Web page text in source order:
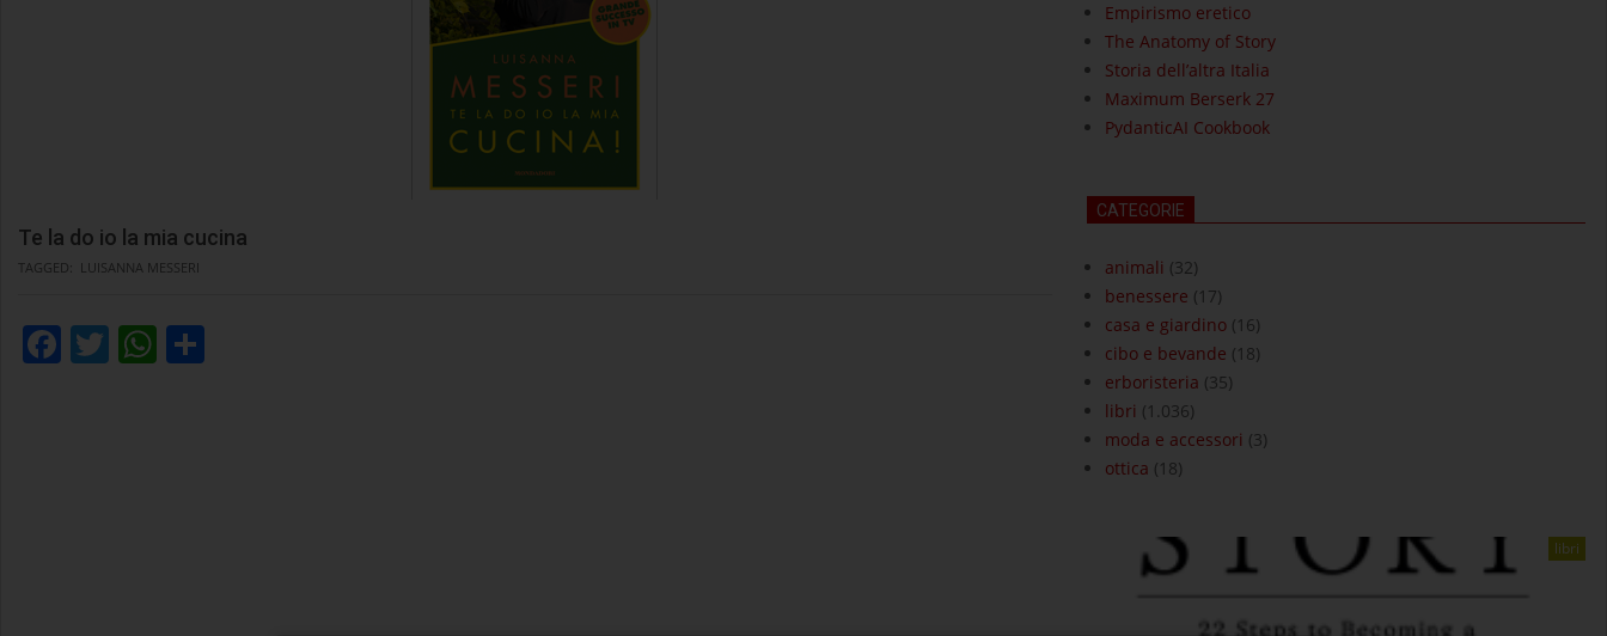
Te la do io la mia cucina
TAGGED: LUISANNA MESSERI
Facebook
TwitterWhatsApp
Empirismo eretico
The Anatomy of Story
Storia dell’altra Italia
Maximum Berserk 27
PydanticAI Cookbook
CATEGORIE
animali (32)
benessere (17)
casa e giardino(16)
cibo e bevande (18)
erboristeria (35)
libri (1.036)
moda e accessori (3)
ottica (18)
libri